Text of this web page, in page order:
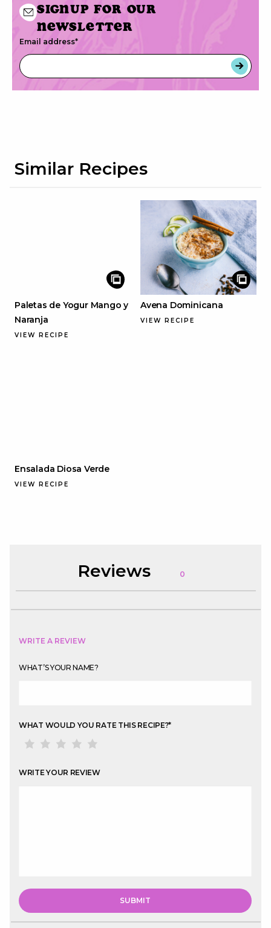
Signup for our
newsletter
Email address*
Similar Recipes
Paletas de Yogur Mango y
Naranja
VIEW RECIPE
Avena Dominicana
VIEW RECIPE
Ensalada Diosa Verde
VIEW RECIPE
Reviews 0
WRITE A REVIEW
WHAT’S YOUR NAME?
WHAT WOULD YOU RATE THIS RECIPE?*
WRITE YOUR REVIEW